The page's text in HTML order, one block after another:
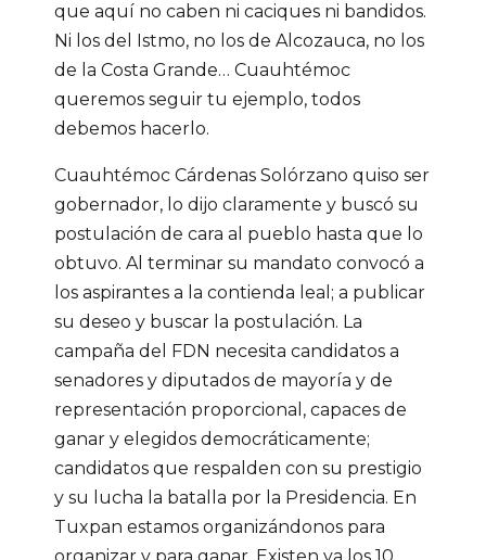
que aquí no caben ni caciques ni bandidos.
Ni los del Istmo, no los de Alcozauca, no los
de la Costa Grande… Cuauhtémoc
queremos seguir tu ejemplo, todos
debemos hacerlo.
Cuauhtémoc Cárdenas Solórzano quiso ser
gobernador, lo dijo claramente y buscó su
postulación de cara al pueblo hasta que lo
obtuvo. Al terminar su mandato convocó a
los aspirantes a la contienda leal; a publicar
su deseo y buscar la postulación. La
campaña del FDN necesita candidatos a
senadores y diputados de mayoría y de
representación proporcional, capaces de
ganar y elegidos democráticamente;
candidatos que respalden con su prestigio
y su lucha la batalla por la Presidencia. En
Tuxpan estamos organizándonos para